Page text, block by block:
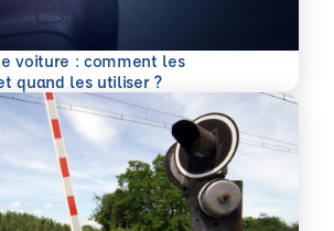
voiture : comment les
quand les utiliser ?